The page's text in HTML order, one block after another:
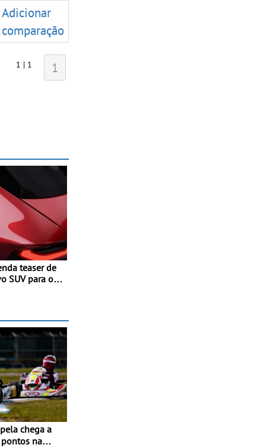
Adicionar
comparação
1 | 1 1
teaser de
na